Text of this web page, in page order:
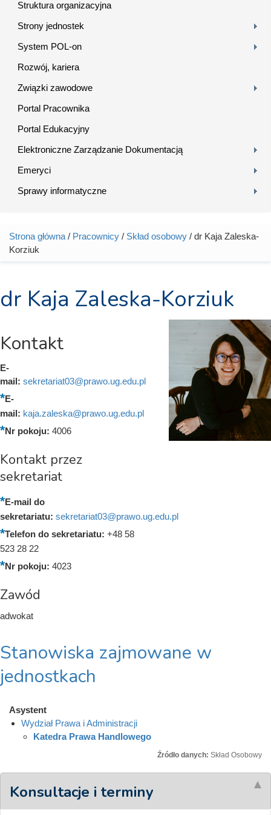
Struktura organizacyjna
Strony jednostek
System POL-on
Rozwój, kariera
Związki zawodowe
Portal Pracownika
Portal Edukacyjny
Elektroniczne Zarządzanie Dokumentacją
Emeryci
Sprawy informatyczne
Jesteś tutaj
Strona główna / Pracownicy / Skład osobowy / dr Kaja Zaleska-
Korziuk
dr Kaja Zaleska-Korziuk
Kontakt
E-
mail: sekretariat03@prawo.ug.edu.pl
E-
mail: kaja.zaleska@prawo.ug.edu.pl
Nr pokoju: 4006
Kontakt przez
sekretariat
E-mail do
sekretariatu: sekretariat03@prawo.ug.edu.pl
Telefon do sekretariatu: +48 58
523 28 22
Nr pokoju: 4023
Zawód
adwokat
Stanowiska zajmowane w
jednostkach
Asystent
Wydział Prawa i Administracji
Katedra Prawa Handlowego
Źródło danych: Skład Osobowy
Konsultacje i terminy